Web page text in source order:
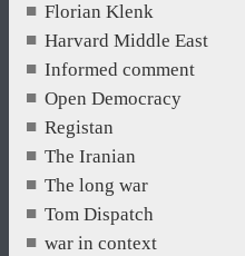
Florian Klenk
Harvard Middle East
Informed comment
Open Democracy
Registan
The Iranian
The long war
Tom Dispatch
war in context